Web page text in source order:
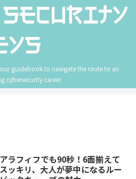
guidebook to navigate the route to an
cybersecurity career.
アラフィフでも90秒！6面揃えて
スッキリ、大人が夢中になるルー